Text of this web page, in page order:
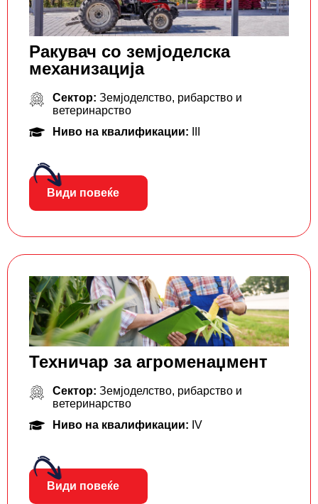
Ракувач со земјоделска
механизација
Сектор: Земјоделство, рибарство и
ветеринарство
Ниво на квалификации:
Види повеќе
Техничар за агроменаџмент
Сектор: Земјоделство, рибарство и
ветеринарство
Ниво на квалификации: IV
Види повеќе